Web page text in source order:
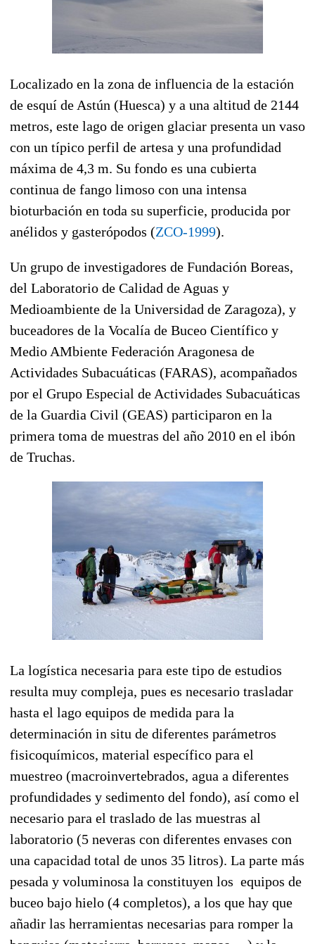
Localizado en la zona de influencia de la estación
de esquí de Astún (Huesca) y a una altitud de 2144
metros, este lago de origen glaciar presenta un vaso
con un típico perfil de artesa y una profundidad
máxima de 4,3 m. Su fondo es una cubierta
continua de fango limoso con una intensa
bioturbación en toda su superficie, producida por
anélidos y gasterópodos (ZCO-1999).
Un grupo de investigadores de Fundación Boreas,
del Laboratorio de Calidad de Aguas y
Medioambiente de la Universidad de Zaragoza), y
buceadores de la Vocalía de Buceo Científico y
Medio AMbiente Federación Aragonesa de
Actividades Subacuáticas (FARAS), acompañados
por el Grupo Especial de Actividades Subacuáticas
de la Guardia Civil (GEAS) participaron en la
primera toma de muestras del año 2010 en el ibón
de Truchas.
La logística necesaria para este tipo de estudios
resulta muy compleja, pues es necesario trasladar
hasta el lago equipos de medida para la
determinación in situ de diferentes parámetros
fisicoquímicos, material específico para el
muestreo (macroinvertebrados, agua a diferentes
profundidades y sedimento del fondo), así como el
necesario para el traslado de las muestras al
laboratorio (5 neveras con diferentes envases con
una capacidad total de unos 35 litros). La parte más
pesada y voluminosa la constituyen los equipos de
buceo bajo hielo (4 completos), a los que hay que
añadir las herramientas necesarias para romper la